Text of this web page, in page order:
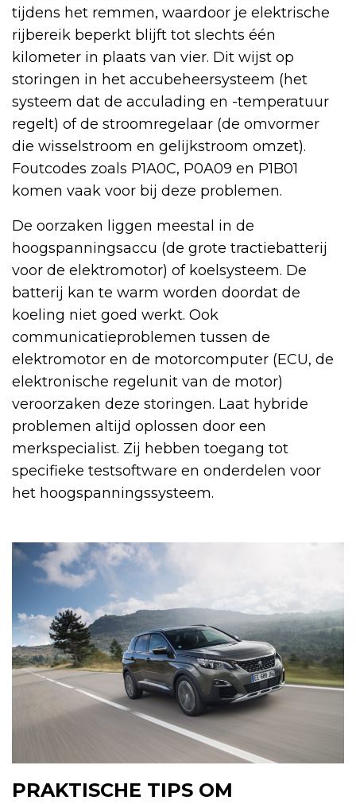
tijdens het remmen, waardoor je elektrische
rijbereik beperkt blijft tot slechts één
kilometer in plaats van vier. Dit wijst op
storingen in het accubeheersysteem (het
systeem dat de acculading en -temperatuur
regelt) of de stroomregelaar (de omvormer
die wisselstroom en gelijkstroom omzet).
Foutcodes zoals P1A0C, P0A09 en P1B01
komen vaak voor bij deze problemen.
De oorzaken liggen meestal in de
hoogspanningsaccu (de grote tractiebatterij
voor de elektromotor) of koelsysteem. De
batterij kan te warm worden doordat de
koeling niet goed werkt. Ook
communicatieproblemen tussen de
elektromotor en de motorcomputer (ECU, de
elektronische regelunit van de motor)
veroorzaken deze storingen. Laat hybride
problemen altijd oplossen door een
merkspecialist. Zij hebben toegang tot
specifieke testsoftware en onderdelen voor
het hoogspanningssysteem.
PRAKTISCHE TIPS OM